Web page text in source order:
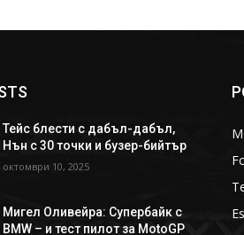
Тейс блести с дабъл-дабъл,
Нън с 30 точки и бузер-бийтър
октомври 10, 2025
Мигел Оливейра: Супербайк с
BMW – и тест пилот за MotoGP